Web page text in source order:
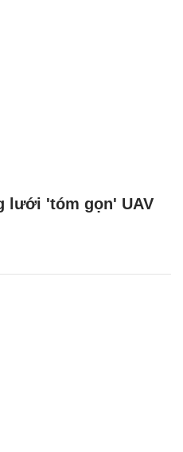
lưới 'tóm gọn' UAV